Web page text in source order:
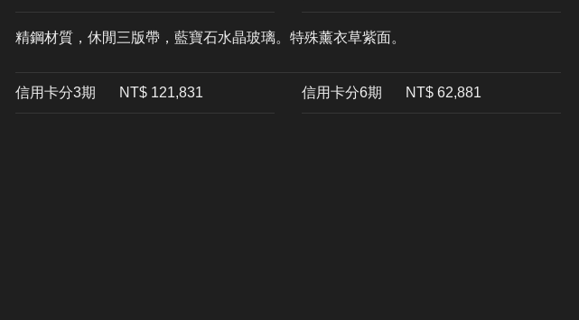
精鋼材質，休閒三版帶，藍寶石水晶玻璃。特殊薰衣草紫面。
信用卡分3期 ​NT$ 121,831 信用卡分6期 NT$ 62,881